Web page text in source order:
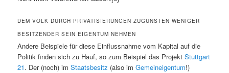
DEM VOLK DURCH PRIVATISIERUNGEN ZUGUNSTEN WENIGER
BESITZENDER SEIN EIGENTUM NEHMEN
Andere Beispiele für diese Einflussnahme vom Kapital auf die
Politik finden sich zu Hauf, so zum Beispiel das ProjektStuttgart
21. Der (noch) imStaatsbesitz (also imGemeineigentum!)